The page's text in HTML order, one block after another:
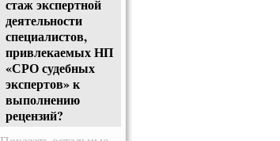
стаж экспертной
деятельности
специалистов,
привлекаемых НП
«СРО судебных
экспертов» к
выполнению
рецензий?